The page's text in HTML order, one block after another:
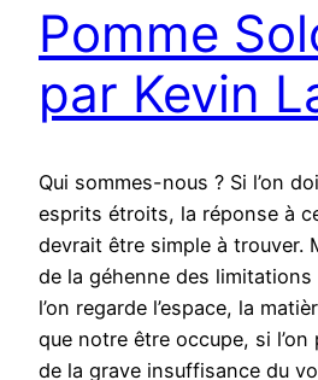
Pomme
par Kevin
Qui sommes-nous ? Si l’on
esprits étroits, la réponse à
devrait être simple à trouver.
de la géhenne des
l’on regarde l’espace, la
que notre être occupe, si
de la grave insuffisance du